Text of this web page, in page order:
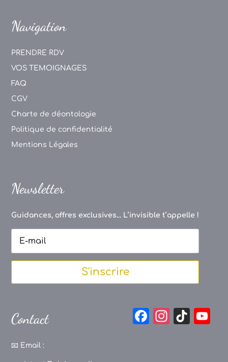
Navigation
PRENDRE RDV
VOS TEMOIGNAGES
FAQ
CGV
Charte de déontologie
Politique de confidentialité
Mentions Légales
Newsletter
Guidances, offres exclusives... L’invisible t’appelle !
S'inscrire
Contact
📧 Email :
F
In Ti